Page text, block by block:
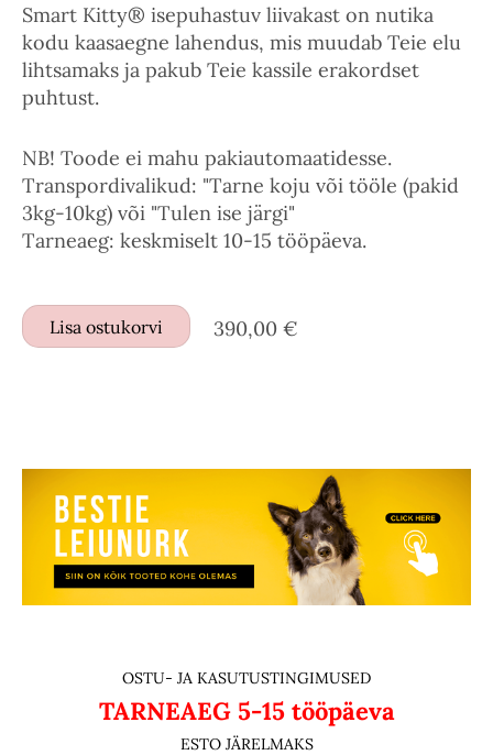
Smart Kitty® isepuhastuv liivakast on nutika
kodu kaasaegne lahendus, mis muudab Teie elu
lihtsamaks ja pakub Teie kassile erakordset
puhtust.
NB! Toode ei mahu pakiautomaatidesse.
Transpordivalikud: "Tarne koju või tööle (pakid
3kg-10kg) või "Tulen ise järgi"
Tarneaeg: keskmiselt 10-15 tööpäeva.
Lisa ostukorvi 390,00 €
OSTU- JA KASUTUSTINGIMUSED
TARNEAEG 5-15 tööpäeva
ESTO JÄRELMAKS